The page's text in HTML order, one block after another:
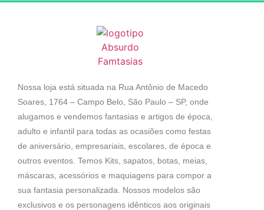
Nossa loja está situada na Rua Antônio de Macedo
Soares, 1764 – Campo Belo, São Paulo – SP, onde
alugamos e vendemos fantasias e artigos de época,
adulto e infantil para todas as ocasiões como festas
de aniversário, empresariais, escolares, de época e
outros eventos. Temos Kits, sapatos, botas, meias,
máscaras, acessórios e maquiagens para compor a
sua fantasia personalizada. Nossos modelos são
exclusivos e os personagens idênticos aos originais